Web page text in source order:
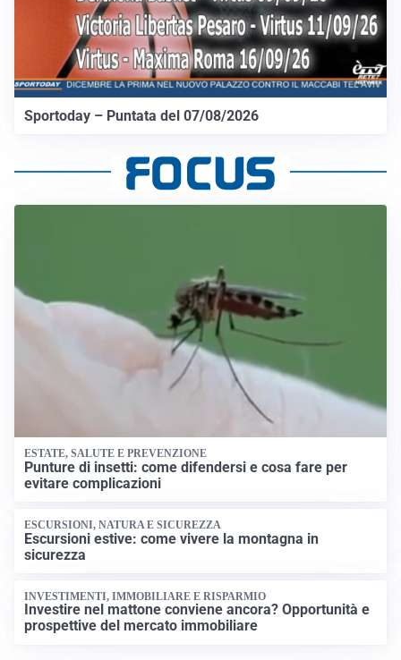
Sportoday – Puntata del 07/08/2026
ESTATE, SALUTE E PREVENZIONE
Punture di insetti: come difendersi e cosa fare per
evitare complicazioni
ESCURSIONI, NATURA E SICUREZZA
Escursioni estive: come vivere la montagna in
sicurezza
INVESTIMENTI, IMMOBILIARE E RISPARMIO
Investire nel mattone conviene ancora? Opportunità e
prospettive del mercato immobiliare